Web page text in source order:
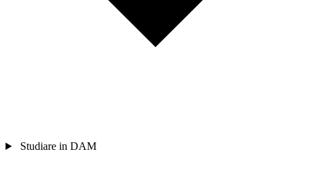
Studiare in DAM